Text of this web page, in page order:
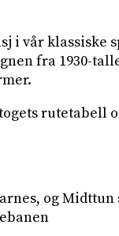
i vår klassiske
fra 1930-
rutetabell
og